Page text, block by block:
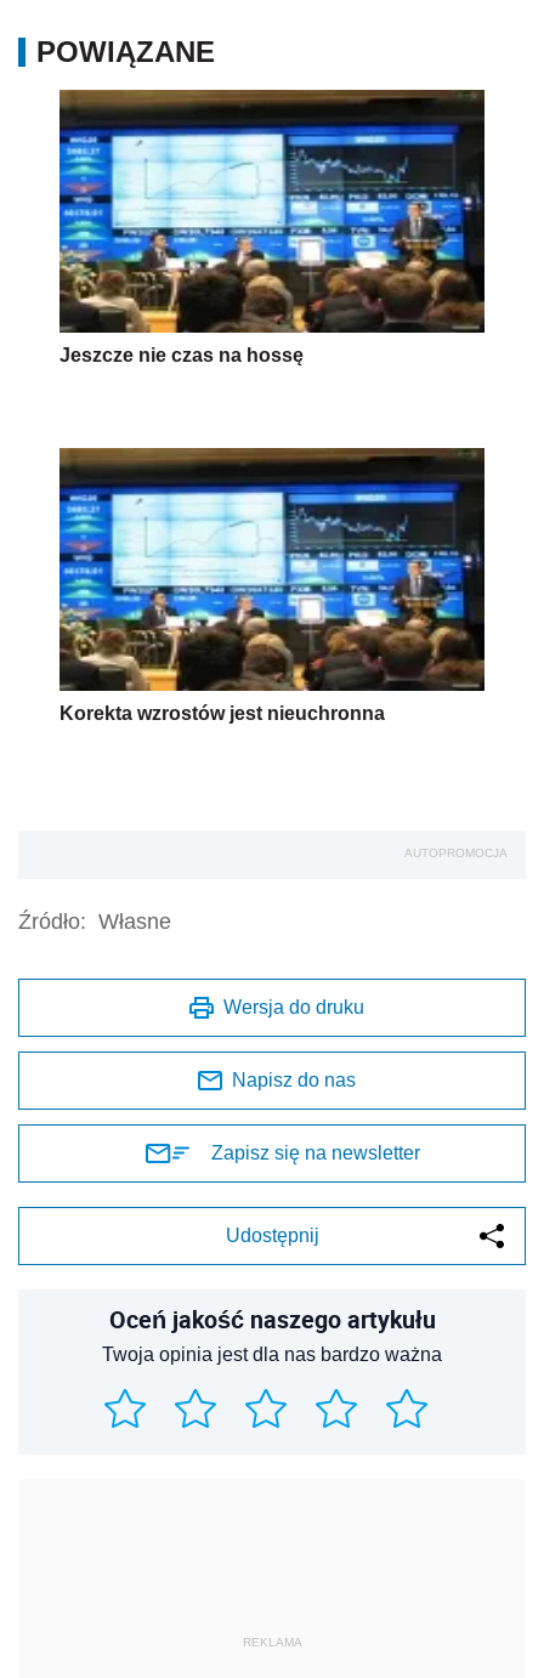
POWIĄZANE
Jeszcze nie czas na hossę
Korekta wzrostów jest nieuchronna
AUTOPROMOCJA
Źródło: Własne
Wersja do druku
Napisz do nas
Zapisz się na newsletter
Udostępnij
Oceń jakość naszego artykułu
Twoja opinia jest dla nas bardzo ważna
REKLAMA